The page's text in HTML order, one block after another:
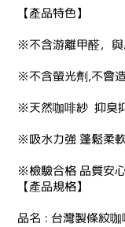
【產品特色】
※不含游離甲醛，
※不含螢光劑,不會
※天然咖啡紗 抑臭
※吸水力強 蓬鬆柔
※檢驗合格 品質安
【產品規格】
品名 : 台灣製條紋